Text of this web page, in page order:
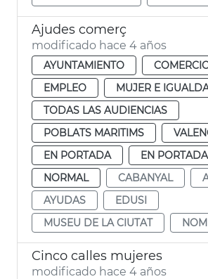
Ajudes comerç
modificado hace 4 años
AYUNTAMIENTO
EMPLEO
MUJER E
TODAS LAS AUDIENCIAS
POBLATS MARITIMS
EN PORTADA
EN
NORMAL
CABANYAL
AYUDAS
EDUSI
MUSEU DE LA CIUTAT
Cinco calles mujeres
modificado hace 4 años